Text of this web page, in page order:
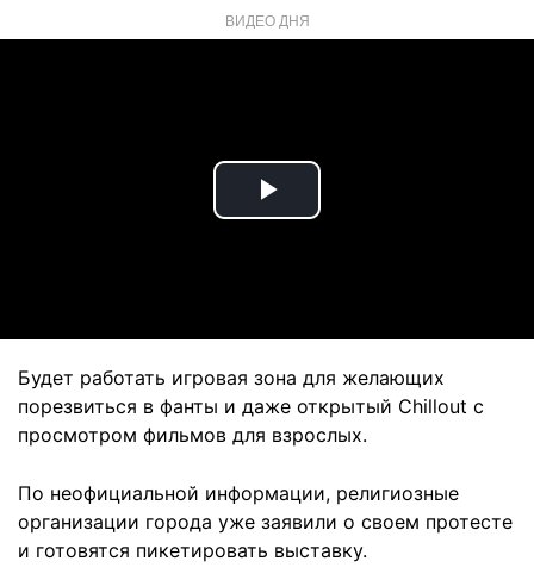
ВИДЕО ДНЯ
Play
Будет работать игровая зона для желающих
порезвиться в фанты и даже открытый Chillout с
просмотром фильмов для взрослых.
По неофициальной информации, религиозные
организации города уже заявили о своем протесте
и готовятся пикетировать выставку.